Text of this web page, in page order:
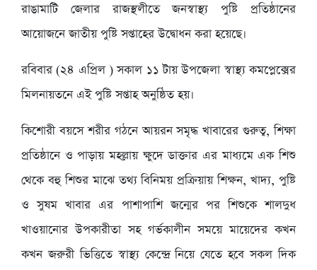
রাঙামাটি জেলার রাজস্থলীতে জনস্বাস্থ্য পুষ্টি প্রতিষ্ঠানের
আয়োজনে জাতীয় পুষ্টি সপ্তাহের উদ্বোধন করা হয়েছে।
রবিবার (২৪ এপ্রিল ) সকাল ১১ টায় উপজেলা স্বাস্থ্য কমপ্লেক্সের
মিলনায়তনে এই পুষ্টি সপ্তাহ অনুষ্ঠিত হয়।
কিশোরী বয়সে শরীর গঠনে আয়রন সমৃদ্ধ খাবারের গুরুত্ব, শিক্ষা
প্রতিষ্ঠানে ও পাড়ায় মহল্লায় ক্ষুদে ডাক্তার এর মাধ্যমে এক শিশু
থেকে বহু শিশুর মাঝে তথ্য বিনিময় প্রক্রিয়ায় শিক্ষন, খাদ্য, পুষ্টি
ও সুষম খাবার এর পাশাপাশি জন্মের পর শিশুকে শালদুধ
খাওয়ানোর উপকারীতা সহ গর্ভকালীন সময়ে মায়েদের কখন
কখন জরুরী ভিত্তিতে স্বাস্থ্য কেন্দ্রে নিয়ে যেতে হবে সকল দিক